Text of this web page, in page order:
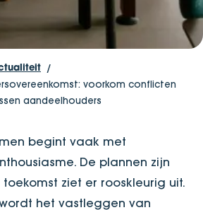
voorkom conflicten
aandeelhouders
begint vaak met
De plannen zijn
ziet er rooskleurig uit.
het vastleggen van